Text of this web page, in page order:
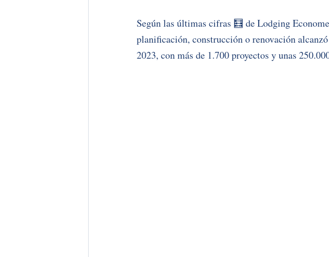
Según las últimas cifras 🧮 de Lodging
planificación, construcción o renovación
2023, con más de 1.700 proyectos y unas